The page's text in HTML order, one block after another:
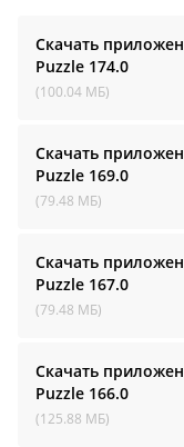
Скачать
Puzzle 174.0
(100.04 МБ)
Скачать
Puzzle 169.0
(79.48 МБ)
Скачать
Puzzle 167.0
(79.48 МБ)
Скачать
Puzzle 166.0
(125.88 МБ)